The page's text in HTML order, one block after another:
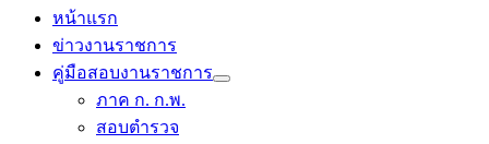
หน้าแรก
ข่าวงานราชการ
คู่มือสอบงานราชการ
ภาค ก. ก.พ.
สอบตำรวจ